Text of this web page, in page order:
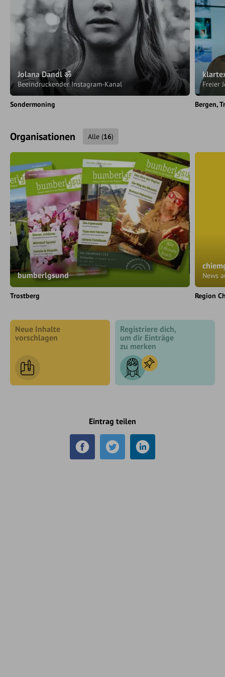
Jolana Dandl ॐ
Beeindruckender Instagram-Kanal
Sondermoning
Freier
Bergen
Organisationen Alle (16)
bumberlgsund
Trostberg
News
Region
Neue Inhalte
vorschlagen
Registriere dich,
um dir Einträge
zu merken
Eintrag teilen